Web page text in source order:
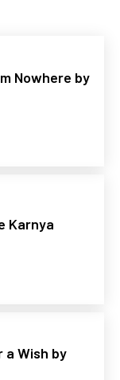
Nowhere by
Karnya
a Wish by